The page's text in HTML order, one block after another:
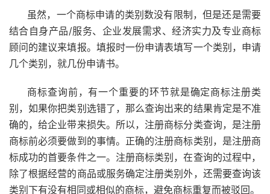
虽然，一个商标申请的类别数没有限制，但是还是需要
结合自身产品/服务、企业发展需求、经济实力及专业商标
顾问的建议来填报。填报时一份申请表填写一个类别，申请
几个类别，就几份申请书。
商标查询前，有一个重要的环节就是确定商标注册类
别，如果你把类别选错了，那么查询出来的结果肯定是不准
确的，给企业带来损失。所以，注册商标分类查询，是注册
商标前必须要做到的事情。正确的注册商标类别，是注册商
标成功的首要条件之一。注册商标类别，在查询的过程中，
除了根据经营的商品或服务确定注册类别外，还需要查询该
类别下有没有相同或相似的商标，避免商标重复而被驳回。